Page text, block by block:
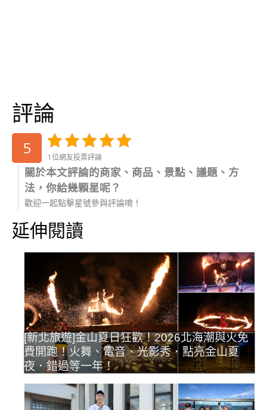
評論
5 1位網友投票評論
關於本文評論的商家、商品、景點、議題、方
法，你給幾顆星呢？
歡迎一起點擊星號參與評論唷！
延伸閱讀
[新北旅遊]金山夏日狂歡！2026北海潮與火免
費開跑！火舞、電音、光影秀．點亮金山夏
夜．錯過等一年！